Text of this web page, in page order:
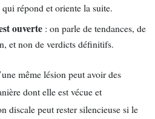
répond et oriente la suite.
ouverte : on parle de tendances, de
et non de verdicts définitifs.
même lésion peut avoir des
dont elle est vécue et
discale peut rester silencieuse si le